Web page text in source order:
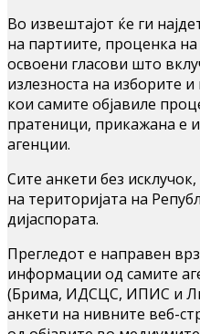
Во извештајот ќе ги
на партиите, проценка
освоени гласови што
излезноста на изборите
кои самите објавиле
пратеници, прикажана е
агенции.
Сите анкети без
на територијата на
дијаспората.
Прегледот е направен
информации од самите
(Брима, ИДСЦС, ИПИС и
анкети на нивните веб-